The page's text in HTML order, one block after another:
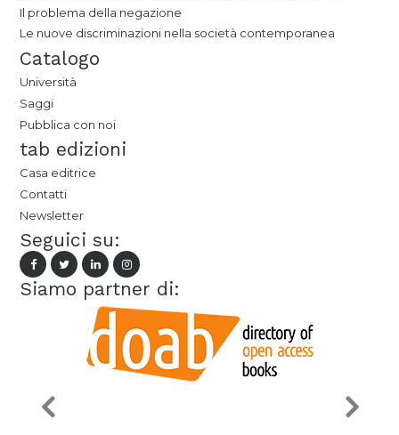
Il problema della negazione
Le nuove discriminazioni nella società contemporanea
Catalogo
Università
Saggi
Pubblica con noi
tab edizioni
Casa editrice
Contatti
Newsletter
Seguici su:
Siamo partner di: